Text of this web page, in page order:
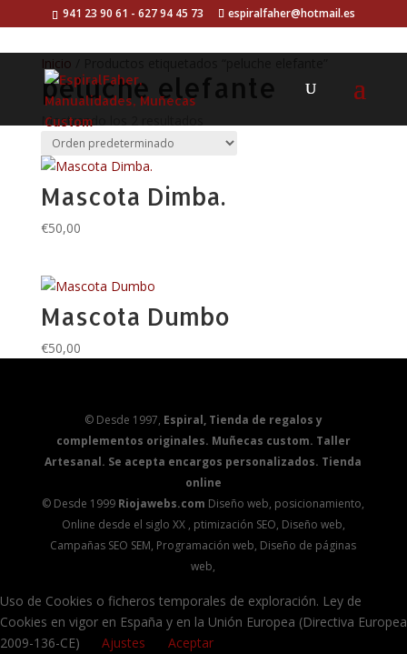
941 23 90 61 - 627 94 45 73 espiralfaher@hotmail.es
Inicio
peluche elefante
Mostrando los 2 resultados
Mascota Dimba.
€50,00
Mascota Dumbo
€50,00
© Desde 1997, Espiral, Tienda de regalos y
complementos originales. Muñecas custom. Taller
Artesanal. Se acepta encargos personalizados. Tienda
online
© Desde 1999 Riojawebs.com Diseño web, posicionamiento,
Online desde el siglo XX , ptimización SEO, Diseño web,
Campañas SEO SEM, Programación web, Diseño de páginas
web,
Uso de Cookies o ficheros temporales de exploración. Ley de
Cookies en vigor en España y en la Unión Europea (Directiva Europea
2009-136-CE)
Ajustes
Aceptar